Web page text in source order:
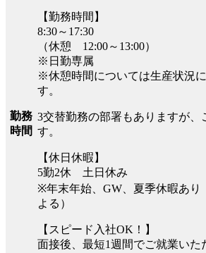
勤務
時間
【勤務時間】
8:30～17:30
（休憩 12:00～13:00）
※日勤専属
※休憩時間については生産状況
す。
3交替勤務の部署もありますが、
す。
【休日休暇】
5勤2休 土日休み
※年末年始、GW、夏季休暇あり
よる）
【スピード入社OK！】
面接後、最短1週間でご就業いた